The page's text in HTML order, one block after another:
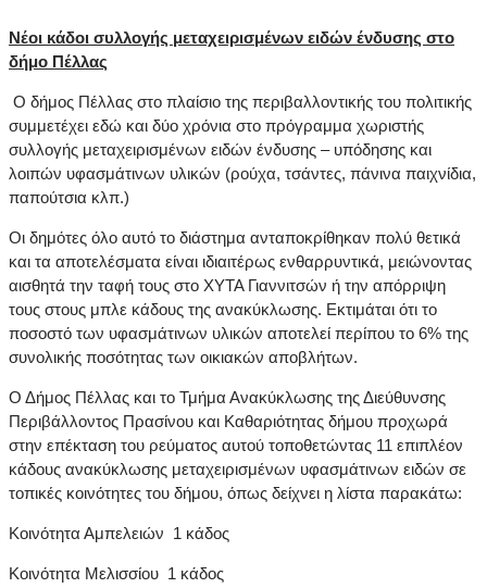
Νέοι κάδοι συλλογής μεταχειρισμένων ειδών ένδυσης στο
δήμο Πέλλας
Ο δήμος Πέλλας στο πλαίσιο της περιβαλλοντικής του πολιτικής
συμμετέχει εδώ και δύο χρόνια στο πρόγραμμα χωριστής
συλλογής μεταχειρισμένων ειδών ένδυσης – υπόδησης και
λοιπών υφασμάτινων υλικών (ρούχα, τσάντες, πάνινα παιχνίδια,
παπούτσια κλπ.)
Οι δημότες όλο αυτό το διάστημα ανταποκρίθηκαν πολύ θετικά
και τα αποτελέσματα είναι ιδιαιτέρως ενθαρρυντικά, μειώνοντας
αισθητά την ταφή τους στο ΧΥΤΑ Γιαννιτσών ή την απόρριψη
τους στους μπλε κάδους της ανακύκλωσης. Εκτιμάται ότι το
ποσοστό των υφασμάτινων υλικών αποτελεί περίπου το 6% της
συνολικής ποσότητας των οικιακών αποβλήτων.
Ο Δήμος Πέλλας και το Τμήμα Ανακύκλωσης της Διεύθυνσης
Περιβάλλοντος Πρασίνου και Καθαριότητας δήμου προχωρά
στην επέκταση του ρεύματος αυτού τοποθετώντας 11 επιπλέον
κάδους ανακύκλωσης μεταχειρισμένων υφασμάτινων ειδών σε
τοπικές κοινότητες του δήμου, όπως δείχνει η λίστα παρακάτω:
Κοινότητα Αμπελειών 1 κάδος
Κοινότητα Μελισσίου 1 κάδος